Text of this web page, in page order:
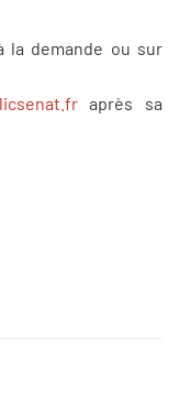
la demande ou sur
après sa